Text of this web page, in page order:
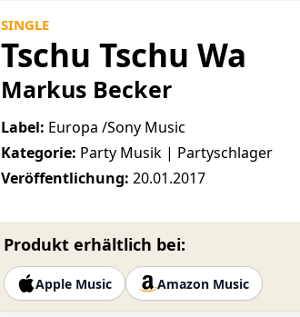
SINGLE
Tschu Tschu Wa
Markus Becker
Label: Europa /Sony Music
Kategorie: Party Musik | Partyschlager
Veröffentlichung: 20.01.2017
Produkt erhältlich bei:
Apple Music Amazon Music